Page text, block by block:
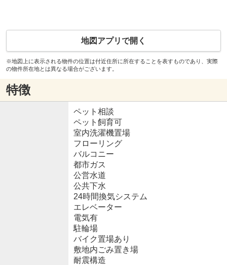
地図アプリで開く
※地図上に表示される物件の位置は付近住所に所在することを表すものであり、実際
の物件所在地とは異なる場合がございます。
特徴
ペット相談
ペット飼育可
室内洗濯機置場
フローリング
バルコニー
都市ガス
公営水道
公共下水
24時間換気システム
エレベーター
電気有
駐輪場
バイク置場あり
敷地内ごみ置き場
耐震構造